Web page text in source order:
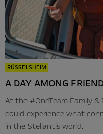
RÜSSELSHEIM
A DAY AMONG
At the #OneTeam Family &
could experience what
in the Stellantis world.